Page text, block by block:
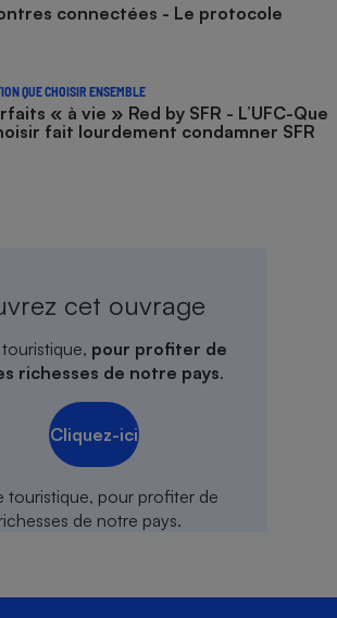
connectées - Le protocole
QUE CHOISIR ENSEMBLE
« à vie » Red by SFR - L’UFC-Que
fait lourdement condamner SFR
cet ouvrage
pour profiter de
richesses de notre pays.
Cliquez-ici